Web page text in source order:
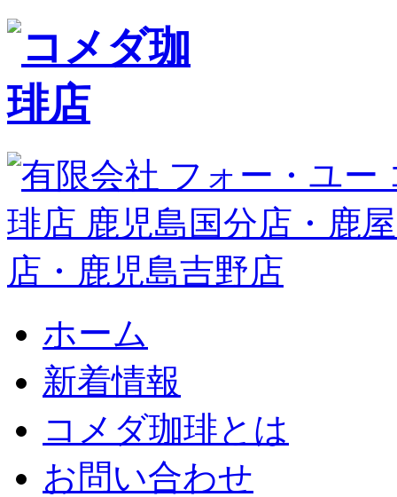
ホーム
新着情報
コメダ珈琲とは
お問い合わせ